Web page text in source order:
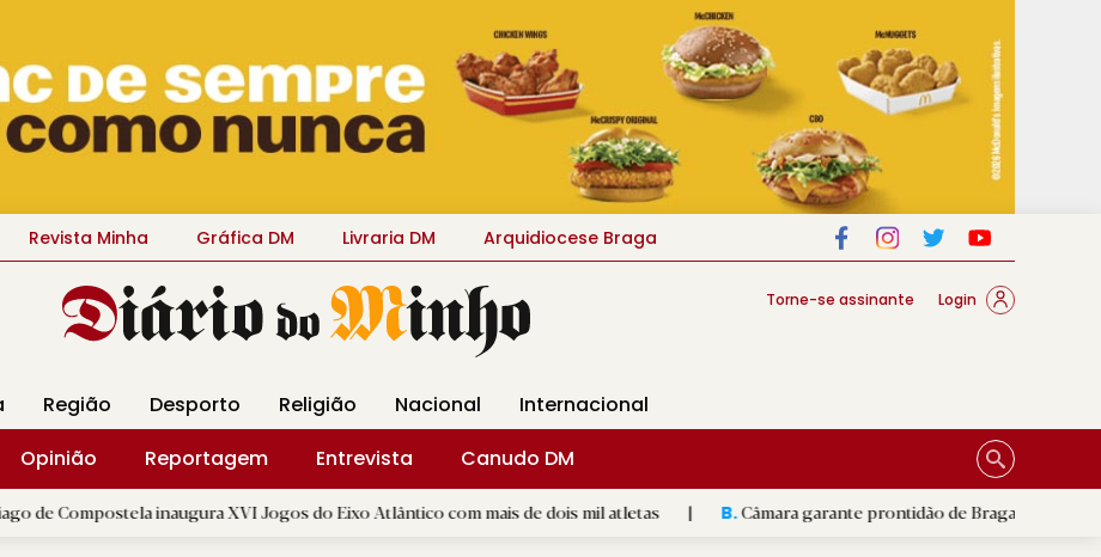
Revista Minha Gráfica DM Livraria DM Arquidiocese Braga
Torne-se assinante Login
Região Desporto Religião Nacional
Internacional
Opinião
Reportagem Entrevista
Canudo DM
inaugura XVI Jogos do Eixo Atlântico com mais de dois mil atletas | B.Câmara garante prontidão de Braga no resgate animal